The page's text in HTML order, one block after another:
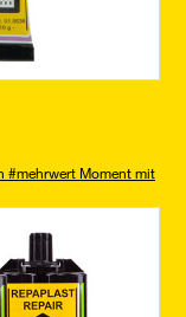
#mehrwert Moment mit